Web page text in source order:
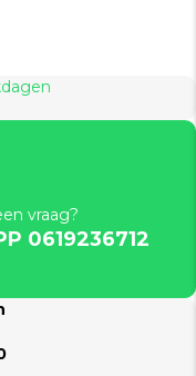
vraag?
0619236712